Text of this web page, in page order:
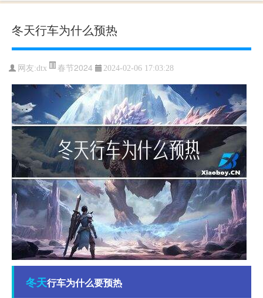
冬天行车为什么预热
网友:dtx 春节2024 2024-02-06 17:03:28
冬天行车为什么要预热